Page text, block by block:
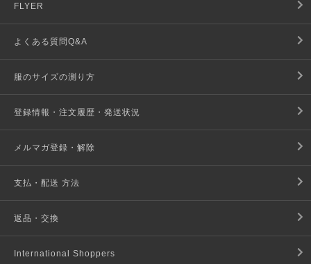
FLYER
よくある質問Q&A
服のサイズの測り方
登録情報・注文履歴・発送状況
メルマガ登録・解除
支払・配送 方法
返品・交換
International Shoppers